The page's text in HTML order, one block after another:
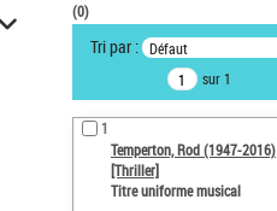
VOTRE RECHERCHE
Recherche avancée dans les
notices d’autorité
Œuvres liées à l'auteur :
Temperton, Rod (1947-2016)
(0)
Tri par : Défaut
sur 1
1
Temperton, Rod (1947-2016)
[Thriller]
Titre uniforme musical